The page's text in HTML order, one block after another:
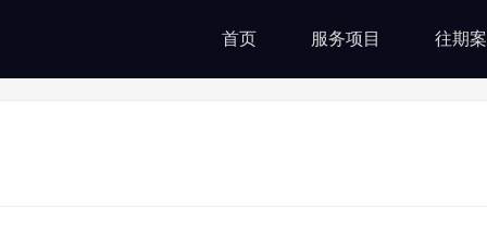
首页 服务项目 往期